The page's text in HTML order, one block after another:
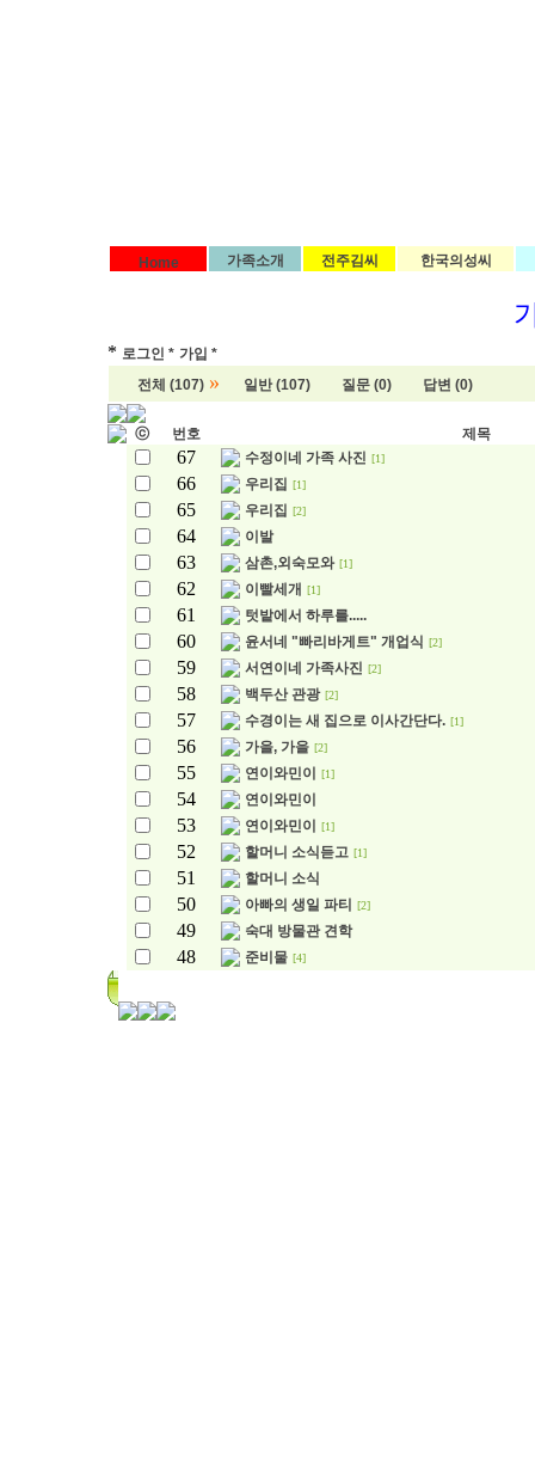
Home 가족소개 전주김씨 한국의성씨
* 로그인 * 가입 *
전체 (107) » 일반 (107) 질문 (0) 답변 (0)
ⓒ 번호 제목
67 수정이네 가족 사진 [1]
66 우리집 [1]
65 우리집 [2]
64 이발
63 삼촌,외숙모와 [1]
62 이빨세개 [1]
61 텃밭에서 하루를.....
60 윤서네 "빠리바게트" 개업식 [2]
59 서연이네 가족사진 [2]
58 백두산 관광 [2]
57 수경이는 새 집으로 이사간단다. [1]
56 가을, 가을 [2]
55 연이와민이 [1]
54 연이와민이
53 연이와민이 [1]
52 할머니 소식듣고 [1]
51 할머니 소식
50 아빠의 생일 파티 [2]
49 숙대 방물관 견학
48 준비물 [4]